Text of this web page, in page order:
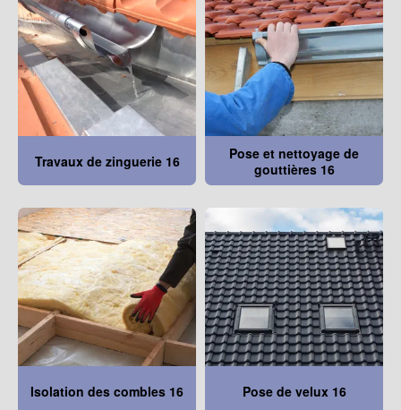
Travaux de zinguerie 16
Pose et nettoyage de
gouttières 16
Isolation des combles 16 Pose de velux 16